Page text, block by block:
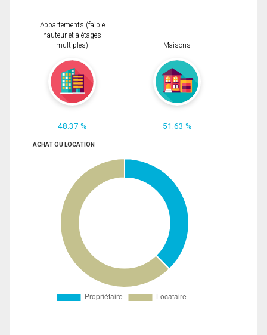
Appartements (faible
hauteur et à étages
multiples)
48.37 %
Maisons
51.63 %
ACHAT OU LOCATION